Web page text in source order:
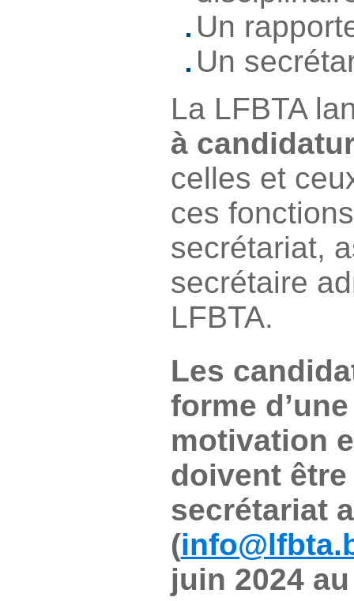
Un
Un
La LFBTA
à
celles et
ces
secrétariat,
secrétaire
LFBTA.
Les
forme
motivation
doivent
secrétariat
(
juin 2024